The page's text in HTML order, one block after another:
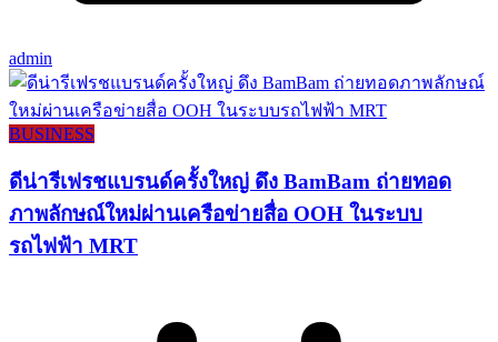
admin
BUSINESS
ดีน่ารีเฟรชแบรนด์ครั้งใหญ่ ดึง BamBam ถ่ายทอด
ภาพลักษณ์ใหม่ผ่านเครือข่ายสื่อ OOH ในระบบ
รถไฟฟ้า MRT